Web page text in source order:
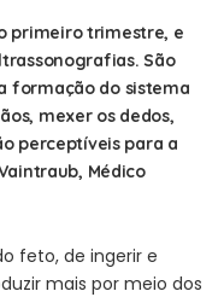
primeiro trimestre, e
São
formação do sistema
mexer os dedos,
perceptíveis para a
Médico
feto, de ingerir e
mais por meio dos